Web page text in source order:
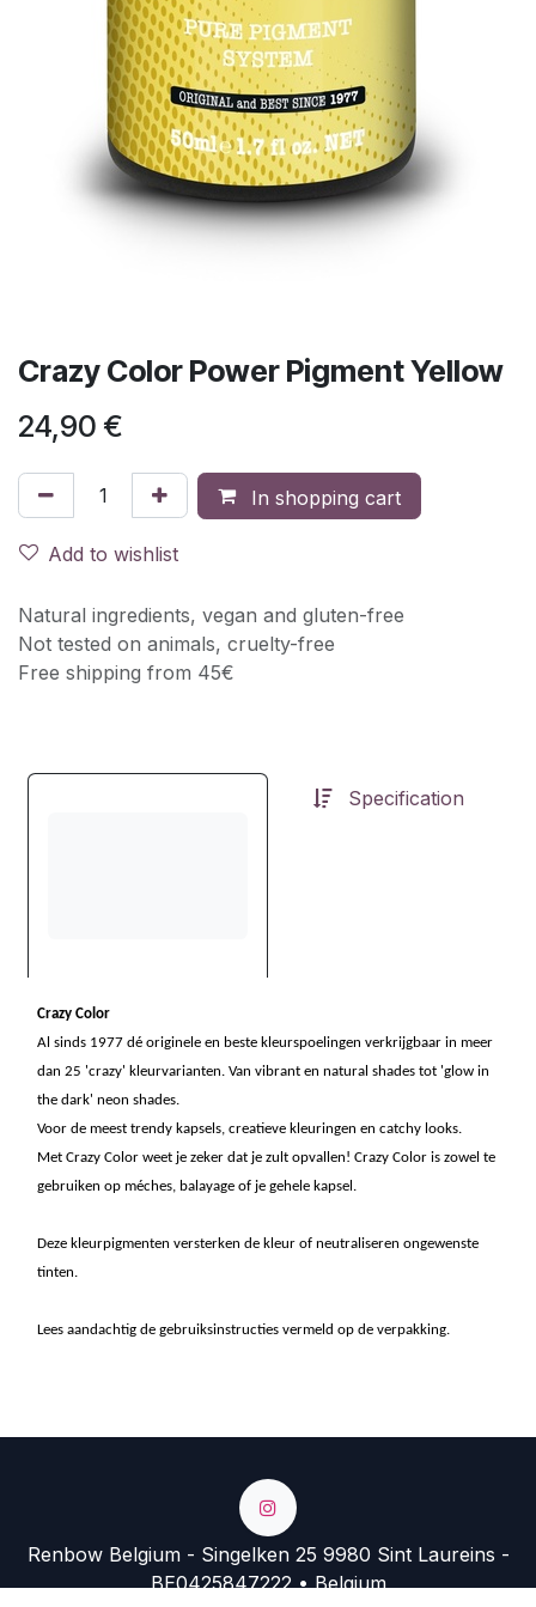
Crazy Color Power Pigment Yellow
24,90 €
In shopping cart
Add to wishlist
Natural ingredients, vegan and gluten-free
Not tested on animals, cruelty-free
Free shipping from 45€
Specification
Crazy Color
Al sinds 1977 dé originele en beste kleurspoelingen verkrijgbaar in meer
dan 25 'crazy' kleurvarianten. Van vibrant en natural shades tot 'glow in
the dark' neon shades.
Voor de meest trendy kapsels, creatieve kleuringen en catchy looks.
Met Crazy Color weet je zeker dat je zult opvallen! Crazy Color is zowel te
gebruiken op méches, balayage of je gehele kapsel.
Deze kleurpigmenten versterken de kleur of neutraliseren ongewenste
tinten.
Lees aandachtig de gebruiksinstructies vermeld op de verpakking.
Renbow Belgium - Singelken 25 9980 Sint Laureins -
BE0425847222 • Belgium